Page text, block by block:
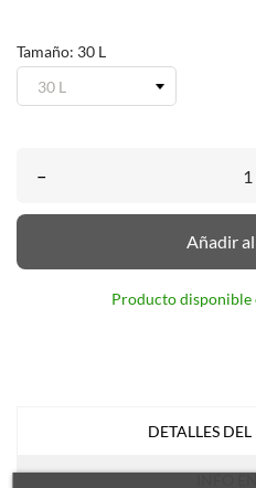
Tamaño: 30 L
–
Añadir
Producto disponible
DETALLES